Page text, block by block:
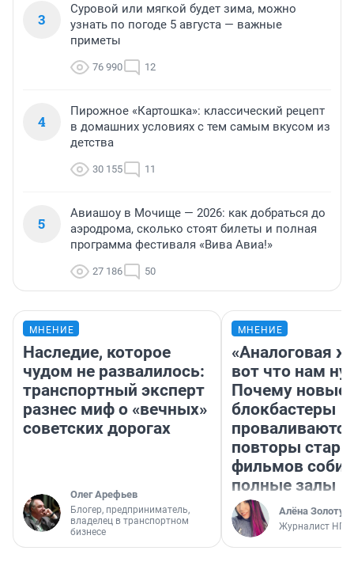
3
Суровой или мягкой будет зима, можно
узнать по погоде 5 августа — важные
приметы
76 990 12
4
Пирожное «Картошка»: классический рецепт
в домашних условиях с тем самым вкусом из
детства
30 155 11
5
Авиашоу в Мочище — 2026: как добраться до
аэродрома, сколько стоят билеты и полная
программа фестиваля «Вива Авиа!»
27 186 50
МНЕНИЕ
Наследие, которое
чудом не развалилось:
транспортный эксперт
разнес миф о «вечных»
советских дорогах
Олег Арефьев
Блогер, предприниматель,
владелец в транспортном
бизнесе
МНЕНИЕ
«Аналоговая
вот что нам
Почему новые
блокбастеры
повторы
фильмов
полные залы
Алёна
Журналист НГС